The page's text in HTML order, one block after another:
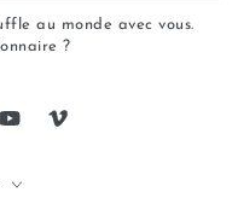
au monde avec vous.
?